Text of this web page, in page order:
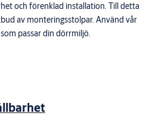
och förenklad installation. Till detta
av monteringsstolpar. Använd vår
passar din dörrmiljö.